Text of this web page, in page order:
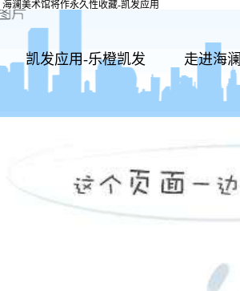
澜美术馆将作永久性收藏-凯发应用
凯发应用-乐橙凯发 走进海澜